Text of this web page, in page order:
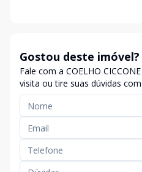
Gostou deste imóvel?
Fale com a COELHO
visita ou tire suas dúvidas